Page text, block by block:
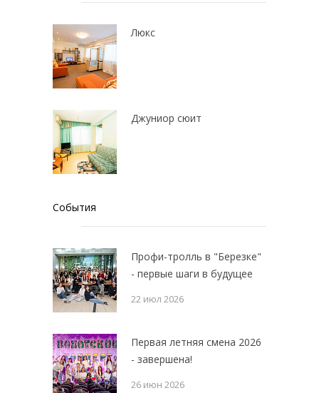
Люкс
Джуниор сюит
События
Профи-тролль в "Березке"
- первые шаги в будущее
22 июл 2026
Первая летняя смена 2026
- завершена!
26 июн 2026